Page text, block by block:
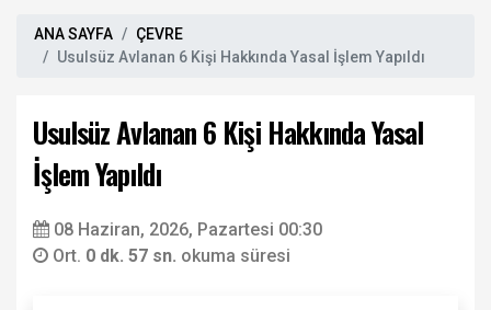
ANA SAYFA
ÇEVRE
Usulsüz Avlanan 6 Kişi Hakkında Yasal İşlem Yapıldı
Usulsüz Avlanan 6 Kişi Hakkında Yasal
İşlem Yapıldı
08 Haziran, 2026, Pazartesi 00:30
Ort. 0 dk. 57 sn. okuma süresi